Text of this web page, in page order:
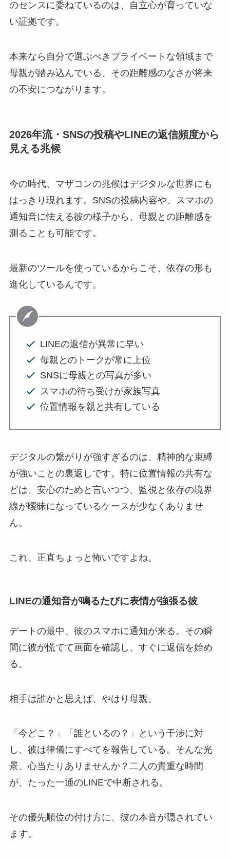
のセンスに委ねているのは、自立心が育っていな
い証拠です。
本来なら自分で選ぶべきプライベートな領域まで
母親が踏み込んでいる、その距離感のなさが将来
の不安につながります。
2026年流・SNSの投稿やLINEの返信頻度から
見える兆候
今の時代、マザコンの兆候はデジタルな世界にも
はっきり現れます。SNSの投稿内容や、スマホの
通知音に怯える彼の様子から、母親との距離感を
測ることも可能です。
最新のツールを使っているからこそ、依存の形も
進化しているんです。
LINEの返信が異常に早い
母親とのトークが常に上位
SNSに母親との写真が多い
スマホの待ち受けが家族写真
位置情報を親と共有している
デジタルの繋がりが強すぎるのは、精神的な束縛
が強いことの裏返しです。特に位置情報の共有な
どは、安心のためと言いつつ、監視と依存の境界
線が曖昧になっているケースが少なくありませ
ん。
これ、正直ちょっと怖いですよね。
LINEの通知音が鳴るたびに表情が強張る彼
デートの最中、彼のスマホに通知が来る。その瞬
間に彼が慌てて画面を確認し、すぐに返信を始め
る。
相手は誰かと思えば、やはり母親。
「今どこ？」「誰といるの？」という干渉に対
し、彼は律儀にすべてを報告している。そんな光
景、心当たりありませんか？二人の貴重な時間
が、たった一通のLINEで中断される。
その優先順位の付け方に、彼の本音が隠されてい
ます。